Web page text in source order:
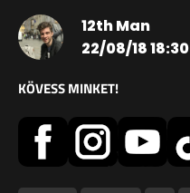
12th Man
22/08/18 18:30
KÖVESS MINKET!